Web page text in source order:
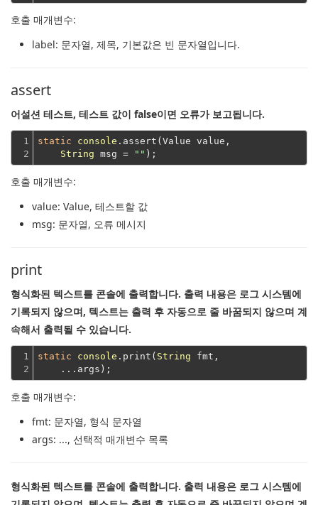
호출 매개변수:
label: 문자열, 제목, 기본값은 빈 문자열입니다.
assert
어설션 테스트, 테스트 값이 false이면 오류가 보고됩니다.
1
2
static console .assert(Value value,
String msg = ""
호출 매개변수:
value: Value, 테스트할 값
msg: 문자열, 오류 메시지
print
형식화된 텍스트를 콘솔에 출력합니다. 출력 내용은 로그 시스템에
기록되지 않으며, 텍스트는 출력 후 자동으로 줄 바꿈되지 않으며 계
속해서 출력될 수 있습니다.
1
2
static console .print( String fmt,
    ...args);
호출 매개변수:
fmt: 문자열, 형식 문자열
args: ..., 선택적 매개변수 목록
형식화된 텍스트를 콘솔에 출력합니다. 출력 내용은 로그 시스템에